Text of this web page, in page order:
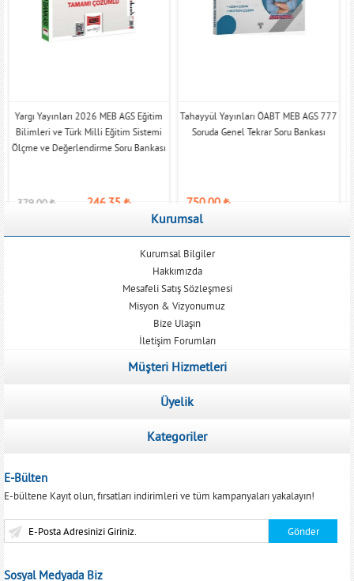
Yargı Yayınları 2026 MEB AGS Eğitim
Bilimleri ve Türk Milli Eğitim Sistemi
Ölçme ve Değerlendirme Soru Bankası
379,00₺ 246,35₺
Tahayyül Yayınları ÖABT MEB AGS 777
Soruda Genel Tekrar Soru Bankası
750,00₺
Kurumsal
Kurumsal Bilgiler
Hakkımızda
Mesafeli Satış Sözleşmesi
Misyon & Vizyonumuz
Bize Ulaşın
İletişim Forumları
Müşteri Hizmetleri
Üyelik
Kategoriler
E-Bülten
E-bültene Kayıt olun, fırsatları indirimleri ve tüm kampanyaları yakalayın!
Sosyal Medyada Biz